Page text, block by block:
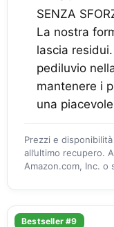
SENZA
La nostra
lascia
pediluvio
mantenere i
una
Prezzi e
all’ultimo recupero.
Amazon.com, Inc. o
Bestseller #9